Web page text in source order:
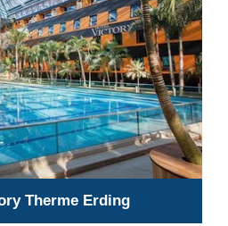
Therme Erding